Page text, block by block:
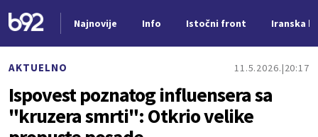
Najnovije Info Istočni front Iranska
AKTUELNO 11.5.2026. 20:17
Ispovest poznatog influensera sa
"kruzera smrti": Otkrio velike